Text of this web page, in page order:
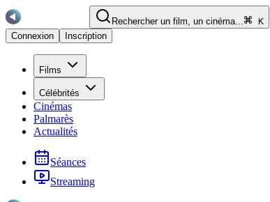
Rechercher un film, un cinéma...
K
Connexion
Inscription
Films
Célébrités
Cinémas
Palmarès
Actualités
Séances
Streaming